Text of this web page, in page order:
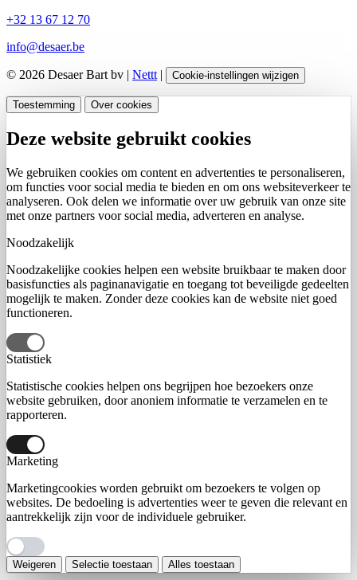
+32 13 67 12 70
info@desaer.be
© 2026 Desaer Bart bv | Nettt | Cookie-instellingen wijzigen
Toestemming Over cookies
Deze website gebruikt cookies
We gebruiken cookies om content en advertenties te personaliseren,
om functies voor social media te bieden en om ons websiteverkeer te
analyseren. Ook delen we informatie over uw gebruik van onze site
met onze partners voor social media, adverteren en analyse.
Noodzakelijk
Noodzakelijke cookies helpen een website bruikbaar te maken door
basisfuncties als paginanavigatie en toegang tot beveiligde gedeelten
mogelijk te maken. Zonder deze cookies kan de website niet goed
functioneren.
Statistiek
Statistische cookies helpen ons begrijpen hoe bezoekers onze
website gebruiken, door anoniem informatie te verzamelen en te
rapporteren.
Marketing
Marketingcookies worden gebruikt om bezoekers te volgen op
websites. De bedoeling is advertenties weer te geven die relevant en
aantrekkelijk zijn voor de individuele gebruiker.
Weigeren Selectie toestaan Alles toestaan